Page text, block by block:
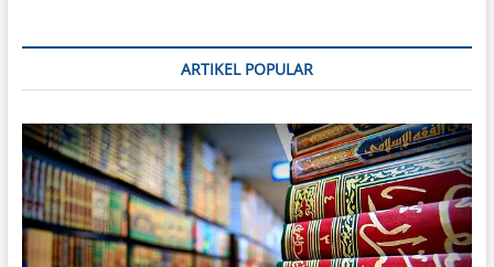
ARTIKEL POPULAR